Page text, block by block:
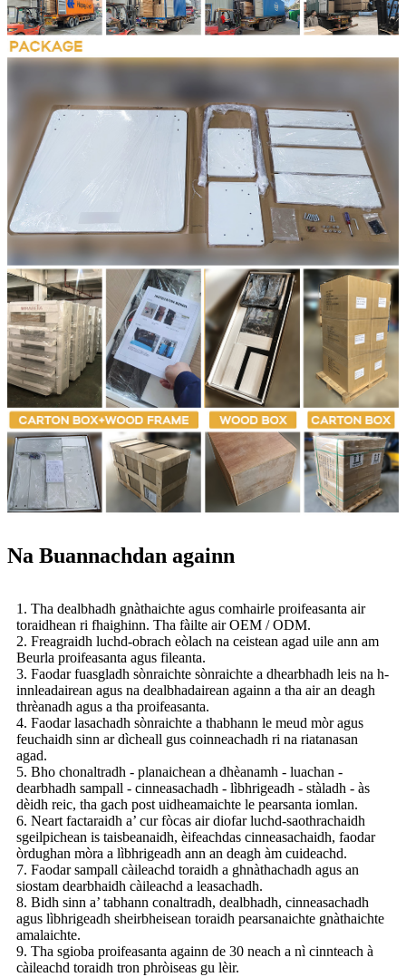
Na Buannachdan againn
1. Tha dealbhadh gnàthaichte agus comhairle proifeasanta air
toraidhean ri fhaighinn. Tha fàilte air OEM / ODM.
2. Freagraidh luchd-obrach eòlach na ceistean agad uile ann am
Beurla proifeasanta agus fileanta.
3. Faodar fuasgladh sònraichte sònraichte a dhearbhadh leis na h-
innleadairean agus na dealbhadairean againn a tha air an deagh
thrèanadh agus a tha proifeasanta.
4. Faodar lasachadh sònraichte a thabhann le meud mòr agus
feuchaidh sinn ar dìcheall gus coinneachadh ri na riatanasan
agad.
5. Bho chonaltradh - planaichean a dhèanamh - luachan -
dearbhadh sampall - cinneasachadh - lìbhrigeadh - stàladh - às
dèidh reic, tha gach post uidheamaichte le pearsanta iomlan.
6. Neart factaraidh a’ cur fòcas air diofar luchd-saothrachaidh
sgeilpichean is taisbeanaidh, èifeachdas cinneasachaidh, faodar
òrdughan mòra a lìbhrigeadh ann an deagh àm cuideachd.
7. Faodar sampall càileachd toraidh a ghnàthachadh agus an
siostam dearbhaidh càileachd a leasachadh.
8. Bidh sinn a’ tabhann conaltradh, dealbhadh, cinneasachadh
agus lìbhrigeadh sheirbheisean toraidh pearsanaichte gnàthaichte
amalaichte.
9. Tha sgioba proifeasanta againn de 30 neach a nì cinnteach à
càileachd toraidh tron ​​phròiseas gu lèir.